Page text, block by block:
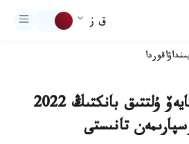
ق ز
اقوردا
قاسىم- جومارت توقايەۆ ۇلتتىق بانكتىڭ 2022
تانىستى